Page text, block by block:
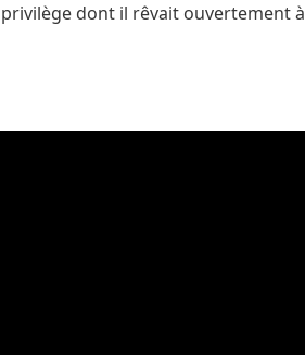
dont il rêvait ouvertement à